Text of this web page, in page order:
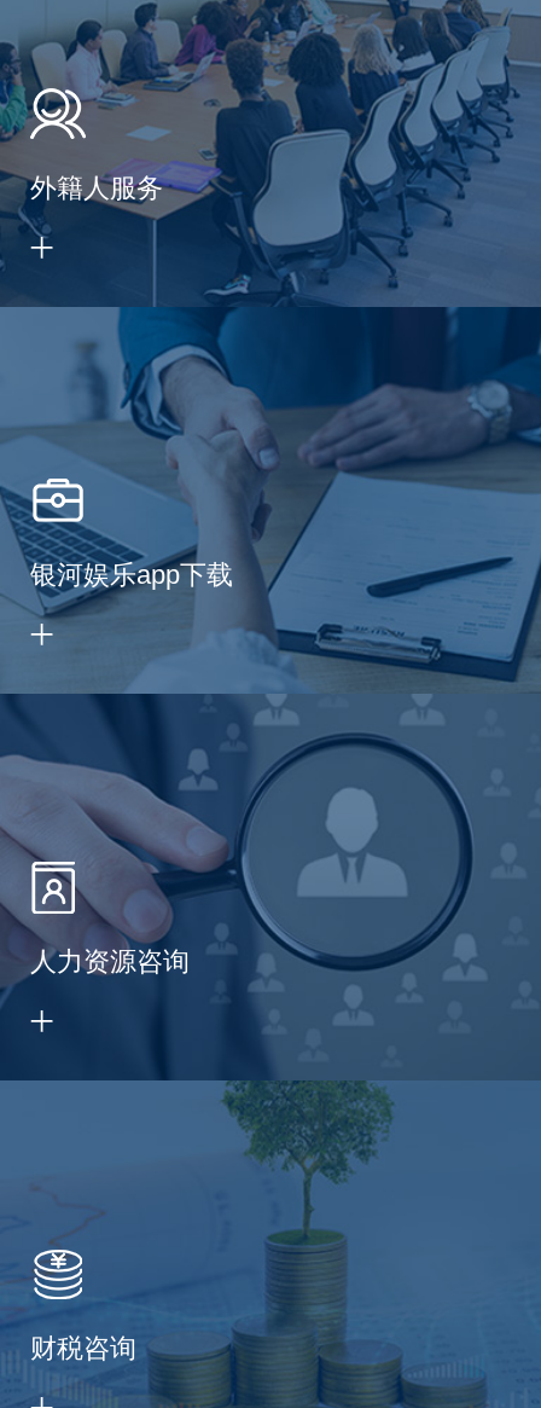
外籍人服务
银河娱乐app下载
人力资源咨询
财税咨询